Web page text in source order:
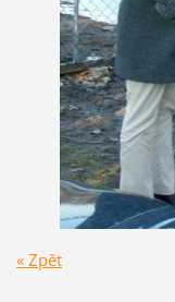
« Zpět